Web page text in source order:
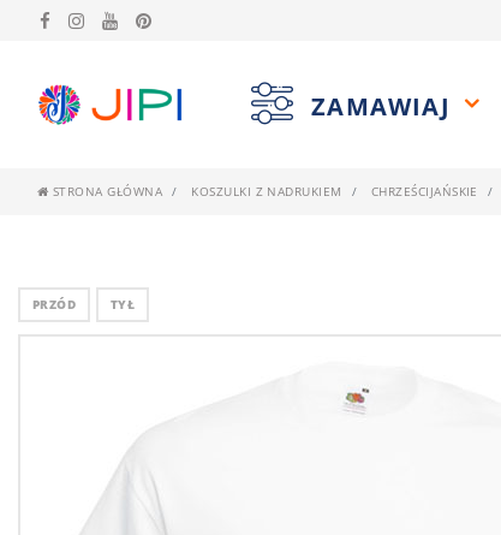
ZAMAWIAJ
STRONA GŁÓWNA KOSZULKI Z NADRUKIEM CHRZEŚCIJAŃSKIE
PRZÓD TYŁ